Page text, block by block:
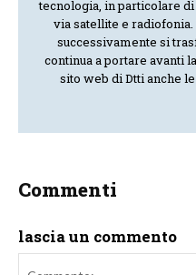
tecnologia, in particolare
via satellite e radiofonia.
successivamente si
continua a portare avanti
sito web di Dtti anche
Commenti
lascia un commento